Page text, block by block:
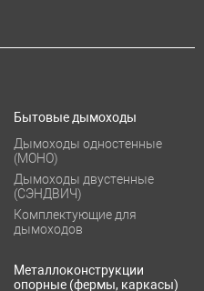
Бытовые дымоходы
Дымоходы одностенные
(МОНО)
Дымоходы двустенные
(СЭНДВИЧ)
Комплектующие для
дымоходов
Металлоконструкции
опорные (фермы, каркасы)